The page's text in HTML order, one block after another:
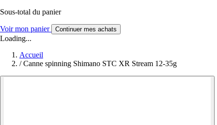
Sous-total du panier
Voir mon panier Continuer mes achats
Loading...
Accueil
/ Canne spinning Shimano STC XR Stream 12-35g